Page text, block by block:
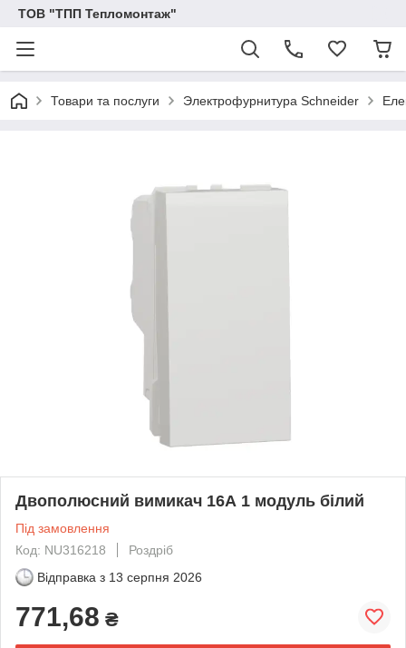
ТОВ "ТПП Тепломонтаж"
Товари та послуги Электрофурнитура Schneider
Двополюсний вимикач 16А 1 модуль білий
Під замовлення
Код: NU316218
Роздріб
Відправка з 13 серпня 2026
771,68 ₴